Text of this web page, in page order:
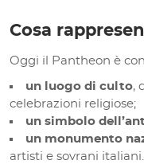
Cosa
Oggi il Pantheon è
un luogo di culto,
celebrazioni religiose;
un simbolo
un monumento
artisti e sovrani italiani.